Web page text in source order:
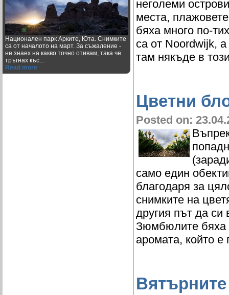
Национален парк Арките, Юта. Снимките
са от началото на март. За съжаление -
не знаех на какво точно отивам, така че
тръгнах къс...
Read more
неголеми
места,
бяха много по-
са от Noordwijk,
там някъде в
Цветни
Posted on:
само един
благодаря за
снимките на
другия път да
Зюмбюлите бяха
аромата, който е